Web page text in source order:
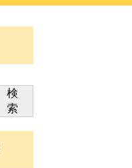
検
索